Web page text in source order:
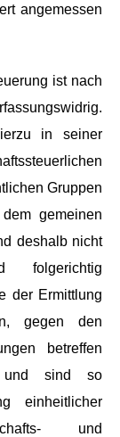
angemessen
ist nach
in seiner
Gruppen
gemeinen
deshalb nicht
folgerichtig
der Ermittlung
gegen den
betreffen
und sind so
einheitlicher
und